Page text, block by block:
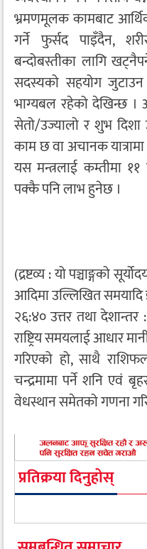
भ्रमणमूलक कामबाट
गर्ने फुर्सद पाइँदैन,
बन्दोबस्तीका लागि
सदस्यको सहयोग
भाग्यबल रहेको देखिन्छ
सेतो/उज्यालो र शुभ
काम छ वा अचानक
यस मन्त्रलाई कम्तीमा ११
पक्कै पनि लाभ हुनेछ ।
(द्रष्टव्य : यो पञ्चाङ्गको
आदिमा उल्लिखित समयादि
२६:४० उत्तर तथा देशान्तर
राष्ट्रिय समयलाई आधार
गरिएको हो, साथै
चन्द्रमामा पर्ने शनि एवं
वेधस्थान समेतको गणना
प्रतिक्रया दिनुहोस्